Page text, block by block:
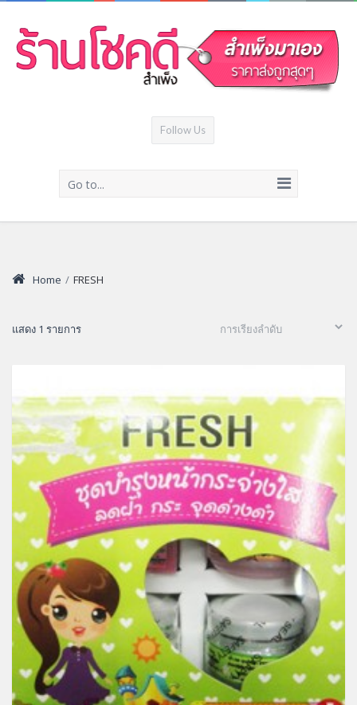
Follow Us
Go to...
Home / FRESH
แสดง 1 รายการ